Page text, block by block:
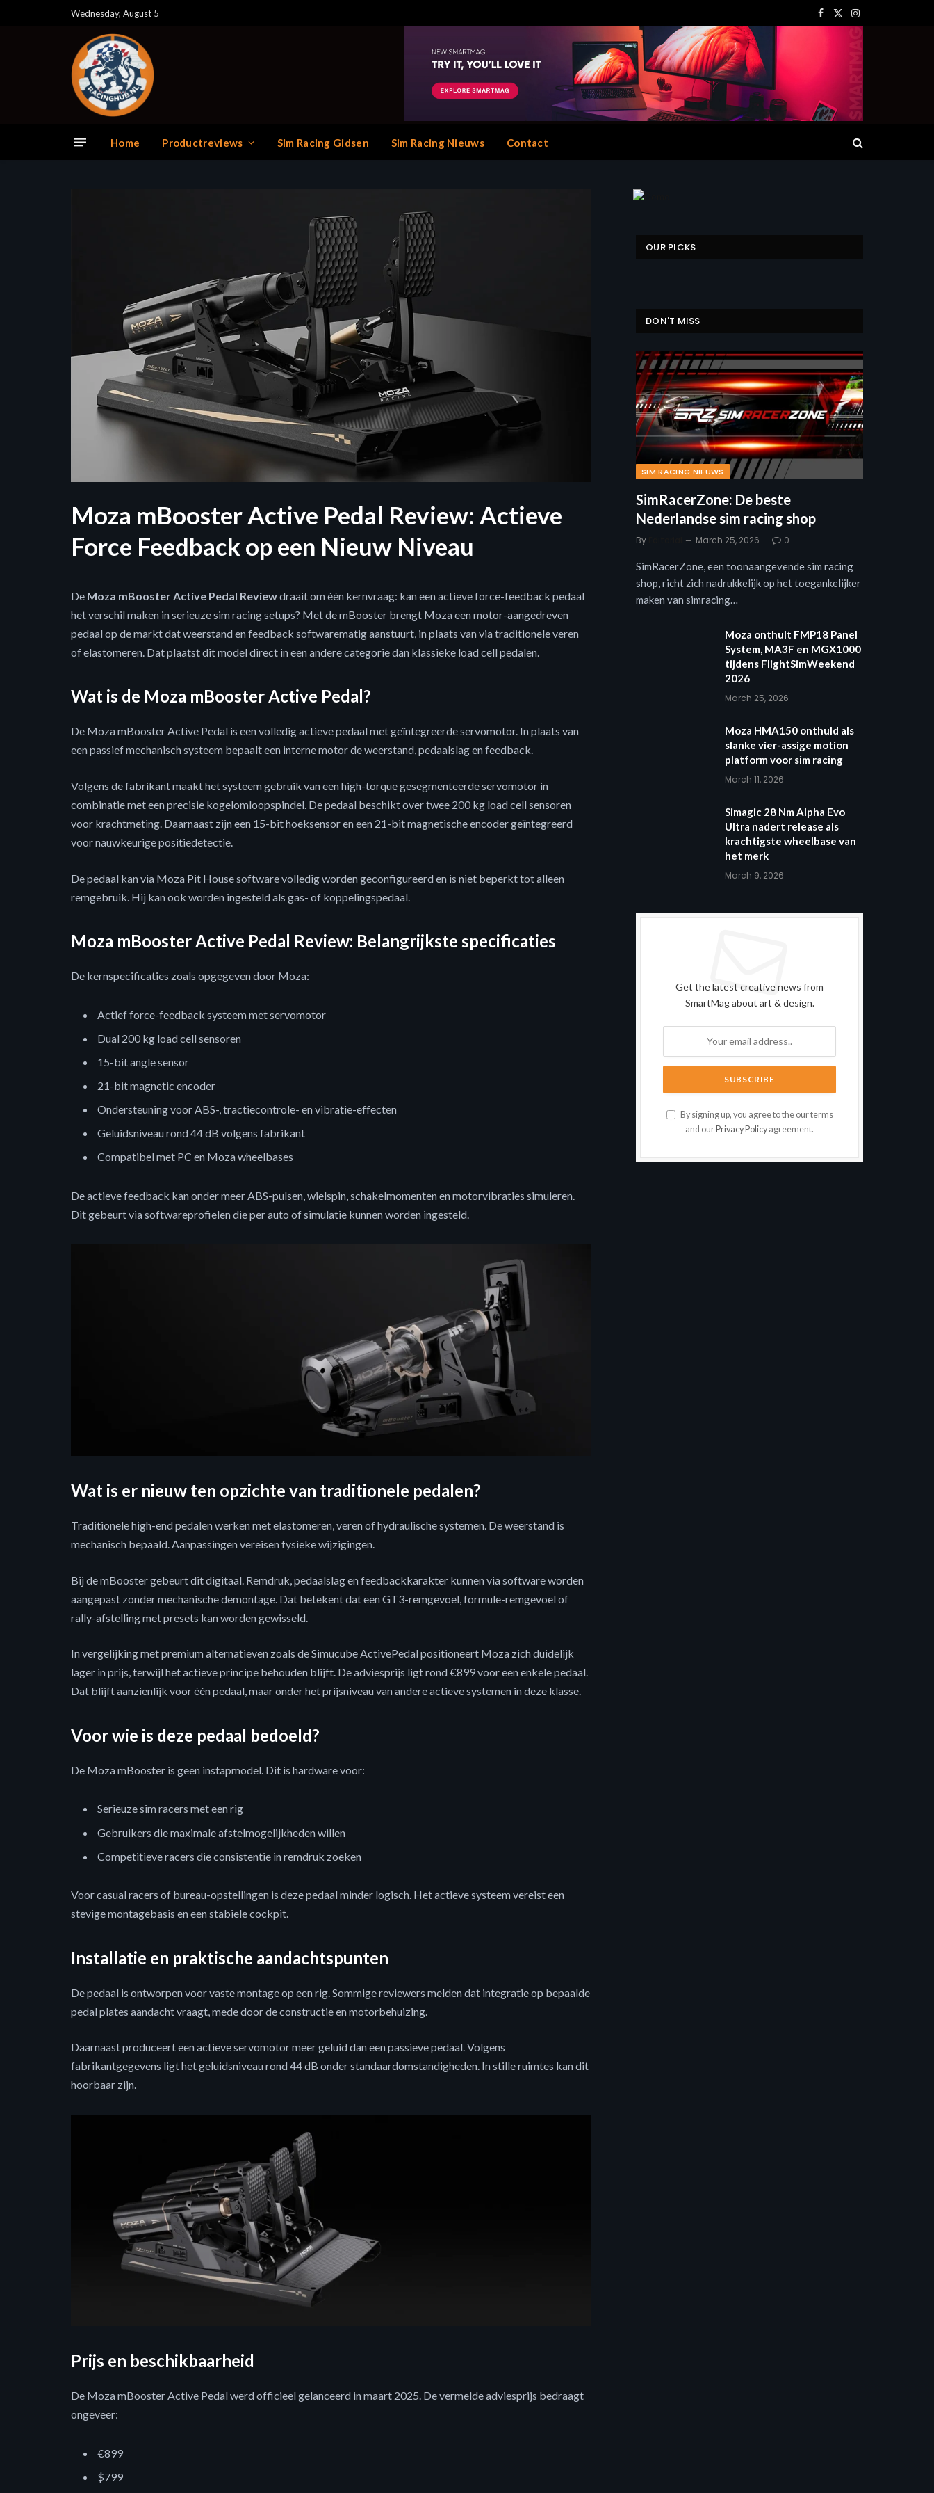
Wednesday, August 5
Facebook
X
Instagram
Home Productreviews Sim Racing Gidsen Sim Racing Nieuws Contact
Moza mBooster Active Pedal Review: Actieve
Force Feedback op een Nieuw Niveau
De Moza mBooster Active Pedal Reviewdraait om één kernvraag: kan een actieve force-feedback pedaal
het verschil maken in serieuze sim racing setups? Met de mBooster brengt Moza een motor-aangedreven
pedaal op de markt dat weerstand en feedback softwarematig aanstuurt, in plaats van via traditionele veren
of elastomeren. Dat plaatst dit model direct in een andere categorie dan klassieke load cell pedalen.
Wat is de Moza mBooster Active Pedal?
De Moza mBooster Active Pedal is een volledig actieve pedaal met geïntegreerde servomotor. In plaats van
een passief mechanisch systeem bepaalt een interne motor de weerstand, pedaalslag en feedback.
Volgens de fabrikant maakt het systeem gebruik van een high-torque gesegmenteerde servomotor in
combinatie met een precisie kogelomloopspindel. De pedaal beschikt over twee 200 kg load cell sensoren
voor krachtmeting. Daarnaast zijn een 15-bit hoeksensor en een 21-bit magnetische encoder geïntegreerd
voor nauwkeurige positiedetectie.
De pedaal kan via Moza Pit House software volledig worden geconfigureerd en is niet beperkt tot alleen
remgebruik. Hij kan ook worden ingesteld als gas- of koppelingspedaal.
Moza mBooster Active Pedal Review: Belangrijkste specificaties
De kernspecificaties zoals opgegeven door Moza:
Actief force-feedback systeem met servomotor
Dual 200 kg load cell sensoren
15-bit angle sensor
21-bit magnetic encoder
Ondersteuning voor ABS-, tractiecontrole- en vibratie-effecten
Geluidsniveau rond 44 dB volgens fabrikant
Compatibel met PC en Moza wheelbases
De actieve feedback kan onder meer ABS-pulsen, wielspin, schakelmomenten en motorvibraties simuleren.
Dit gebeurt via softwareprofielen die per auto of simulatie kunnen worden ingesteld.
Wat is er nieuw ten opzichte van traditionele pedalen?
Traditionele high-end pedalen werken met elastomeren, veren of hydraulische systemen. De weerstand is
mechanisch bepaald. Aanpassingen vereisen fysieke wijzigingen.
Bij de mBooster gebeurt dit digitaal. Remdruk, pedaalslag en feedbackkarakter kunnen via software worden
aangepast zonder mechanische demontage. Dat betekent dat een GT3-remgevoel, formule-remgevoel of
rally-afstelling met presets kan worden gewisseld.
In vergelijking met premium alternatieven zoals de Simucube ActivePedal positioneert Moza zich duidelijk
lager in prijs, terwijl het actieve principe behouden blijft. De adviesprijs ligt rond €899 voor een enkele pedaal.
Dat blijft aanzienlijk voor één pedaal, maar onder het prijsniveau van andere actieve systemen in deze klasse.
Voor wie is deze pedaal bedoeld?
De Moza mBooster is geen instapmodel. Dit is hardware voor:
Serieuze sim racers met een rig
Gebruikers die maximale afstelmogelijkheden willen
Competitieve racers die consistentie in remdruk zoeken
Voor casual racers of bureau-opstellingen is deze pedaal minder logisch. Het actieve systeem vereist een
stevige montagebasis en een stabiele cockpit.
Installatie en praktische aandachtspunten
De pedaal is ontworpen voor vaste montage op een rig. Sommige reviewers melden dat integratie op bepaalde
pedal plates aandacht vraagt, mede door de constructie en motorbehuizing.
Daarnaast produceert een actieve servomotor meer geluid dan een passieve pedaal. Volgens
fabrikantgegevens ligt het geluidsniveau rond 44 dB onder standaardomstandigheden. In stille ruimtes kan dit
hoorbaar zijn.
Prijs en beschikbaarheid
De Moza mBooster Active Pedal werd officieel gelanceerd in maart 2025. De vermelde adviesprijs bedraagt
ongeveer:
€899
$799
OUR PICKS
DON'T MISS
SIM RACING NIEUWS
SimRacerZone: De beste
Nederlandse sim racing shop
By March 25, 2026 0
SimRacerZone, een toonaangevende sim racing
shop, richt zich nadrukkelijk op het toegankelijker
maken van simracing…
Moza onthult FMP18 Panel
System, MA3F en MGX1000
tijdens FlightSimWeekend
2026
March 25, 2026
Moza HMA150 onthuld als
slanke vier-assige motion
platform voor sim racing
March 11, 2026
Simagic 28 Nm Alpha Evo
Ultra nadert release als
krachtigste wheelbase van
het merk
March 9, 2026
Get the latest creative news from
SmartMag about art & design.
By signing up, you agree to the our terms
and our Privacy Policy agreement.